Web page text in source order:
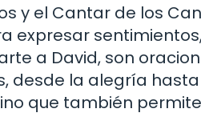
y el Cantar de los
expresar
a David, son
desde la alegría
que también